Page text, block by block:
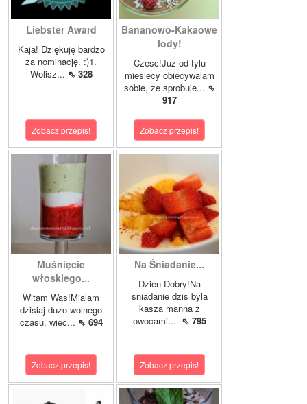
Liebster Award
Kaja! Dziękuję bardzo
za nominację. :)1.
Wolisz... ⇖ 328
Zobacz przepis!
Bananowo-Kakaowe
lody!
Czesc!Juz od tylu
miesiecy obiecywalam
sobie, ze sprobuje... ⇖
917
Zobacz przepis!
Muśnięcie
włoskiego...
Witam Was!Mialam
dzisiaj duzo wolnego
czasu, wiec... ⇖ 694
Zobacz przepis!
Na Śniadanie...
Dzien Dobry!Na
sniadanie dzis byla
kasza manna z
owocami.... ⇖ 795
Zobacz przepis!